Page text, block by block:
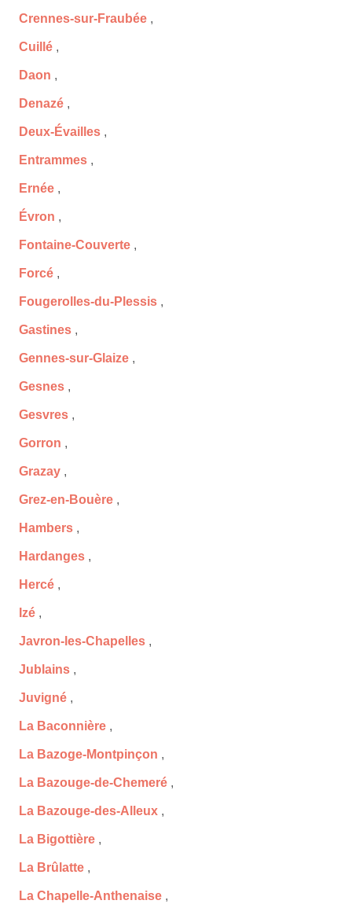
Crennes-sur-Fraubée ,
Cuillé ,
Daon ,
Denazé ,
Deux-Évailles ,
Entrammes ,
Ernée ,
Évron ,
Fontaine-Couverte ,
Forcé ,
Fougerolles-du-Plessis ,
Gastines ,
Gennes-sur-Glaize ,
Gesnes ,
Gesvres ,
Gorron ,
Grazay ,
Grez-en-Bouère ,
Hambers ,
Hardanges ,
Hercé ,
Izé ,
Javron-les-Chapelles ,
Jublains ,
Juvigné ,
La Baconnière ,
La Bazoge-Montpinçon ,
La Bazouge-de-Chemeré ,
La Bazouge-des-Alleux ,
La Bigottière ,
La Brûlatte ,
La Chapelle-Anthenaise ,